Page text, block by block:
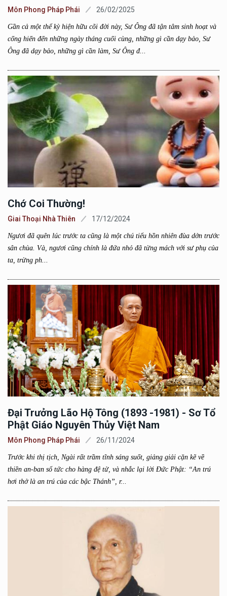
Môn Phong Pháp Phái 26/02/2025
Gần cả một thể kỳ hiện hữu cõi đời này, Sư Ông đã tận tâm sinh hoạt và
cống hiến đến những ngày tháng cuối cùng, những gì cần dạy bảo, Sư
Ông đã dạy bảo, những gì cần làm, Sư Ông đ...
Chớ Coi Thường!
Giai Thoại Nhà Thiên 17/12/2024
Ngươi đã quên lúc trước ta cũng là một chú tiểu hồn nhiên đùa dởn trước
sân chùa. Và, ngươi cũng chính là đứa nhỏ đã từng mách với sư phụ của
ta, trừng ph...
Đại Trưởng Lão Hộ Tông (1893 -1981) - Sơ Tổ
Phật Giáo Nguyên Thủy Việt Nam
Môn Phong Pháp Phái 26/11/2024
Trước khi thị tịch, Ngài rất trầm tĩnh sáng suốt, giảng giải cặn kẽ về
thiền an-ban sổ tức cho hàng đệ tử, và nhắc lại lời Đức Phật: “An trú
hơi thở là an trú của các bậc Thánh”, r...